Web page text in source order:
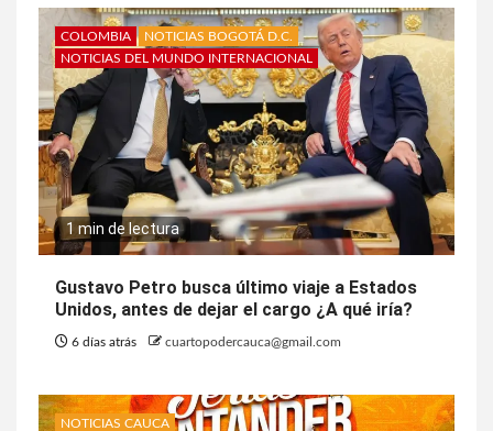
COLOMBIA
NOTICIAS BOGOTÁ D.C.
NOTICIAS DEL MUNDO INTERNACIONAL
1 min de lectura
Gustavo Petro busca último viaje a Estados
Unidos, antes de dejar el cargo ¿A qué iría?
6 días atrás cuartopodercauca@gmail.com
NOTICIAS CAUCA